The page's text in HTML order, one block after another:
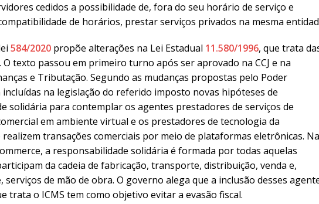
cedidos a possibilidade de, fora do seu horário de serviço e
de horários, prestar serviços privados na mesma
584/2020 propõe alterações na Lei Estadual 11.580/1996, que trata
O texto passou em primeiro turno após ser aprovado na CCJ e na
e Tributação. Segundo as mudanças propostas pelo Poder
incluídas na legislação do referido imposto novas hipóteses de
solidária para contemplar os agentes prestadores de serviços de
em ambiente virtual e os prestadores de tecnologia da
transações comerciais por meio de plataformas eletrônicas.
a responsabilidade solidária é formada por todas aquelas
da cadeia de fabricação, transporte, distribuição, venda e,
de mão de obra. O governo alega que a inclusão desses
trata o ICMS tem como objetivo evitar a evasão fiscal.